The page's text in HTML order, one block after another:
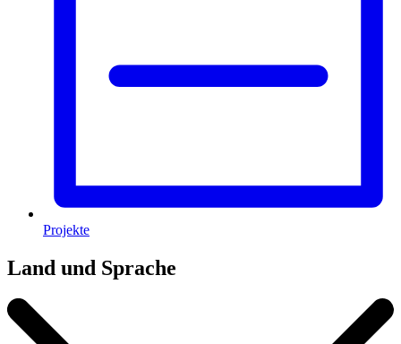
Projekte
Land und Sprache